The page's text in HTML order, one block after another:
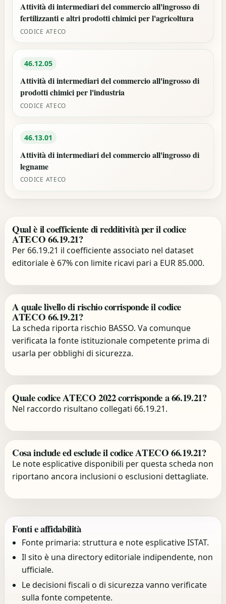
Attività di intermediari del commercio all'ingrosso di
fertilizzanti e altri prodotti chimici per l'agricoltura
CODICE ATECO
46.12.05
Attività di intermediari del commercio all'ingrosso di
prodotti chimici per l'industria
CODICE ATECO
46.13.01
Attività di intermediari del commercio all'ingrosso di
legname
CODICE ATECO
Qual è il coefficiente di redditività per il codice
ATECO 66.19.21?
Per 66.19.21 il coefficiente associato nel dataset
editoriale è 67% con limite ricavi pari a EUR 85.000.
A quale livello di rischio corrisponde il codice
ATECO 66.19.21?
La scheda riporta rischio BASSO. Va comunque
verificata la fonte istituzionale competente prima di
usarla per obblighi di sicurezza.
Quale codice ATECO 2022 corrisponde a 66.19.21?
Nel raccordo risultano collegati 66.19.21.
Cosa include ed esclude il codice ATECO 66.19.21?
Le note esplicative disponibili per questa scheda non
riportano ancora inclusioni o esclusioni dettagliate.
Fonti e affidabilità
Fonte primaria: struttura e note esplicative ISTAT.
Il sito è una directory editoriale indipendente, non
ufficiale.
Le decisioni fiscali o di sicurezza vanno verificate
sulla fonte competente.